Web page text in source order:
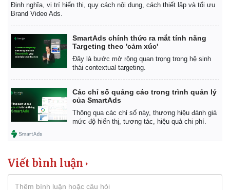
Định nghĩa, vị trí hiển thị, quy cách nội dung, cách thiết lập và tối ưu
Brand Video Ads.
SmartAds chính thức ra mắt tính năng
Targeting theo 'cảm xúc'
Đây là bước mở rộng quan trọng trong hệ sinh
thái contextual targeting.
Các chỉ số quảng cáo trong trình quản lý
của SmartAds
Thông qua các chỉ số này, thương hiệu đánh giá
mức độ hiển thị, tương tác, hiệu quả chi phí.
Viết bình luận